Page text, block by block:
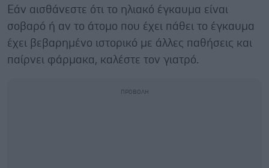
Εάν αισθάνεστε ότι το ηλιακό έγκαυμα είναι
σοβαρό ή αν το άτομο που έχει πάθει το έγκαυμα
έχει βεβαρημένο ιστορικό με άλλες παθήσεις και
παίρνει φάρμακα, καλέστε τον γιατρό.